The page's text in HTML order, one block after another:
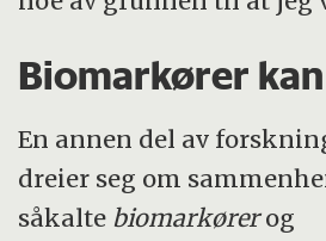
Biomarkører
En annen del av
dreier seg om
såkalte biomarkørerog